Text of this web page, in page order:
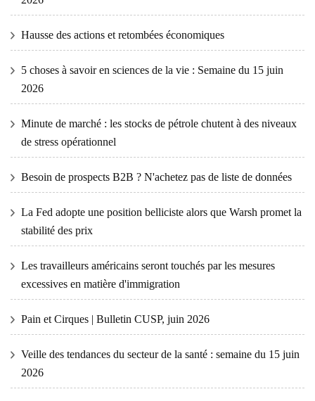
Hausse des actions et retombées économiques
5 choses à savoir en sciences de la vie : Semaine du 15 juin
2026
Minute de marché : les stocks de pétrole chutent à des niveaux
de stress opérationnel
Besoin de prospects B2B ? N'achetez pas de liste de données
La Fed adopte une position belliciste alors que Warsh promet la
stabilité des prix
Les travailleurs américains seront touchés par les mesures
excessives en matière d'immigration
Pain et Cirques | Bulletin CUSP, juin 2026
Veille des tendances du secteur de la santé : semaine du 15 juin
2026